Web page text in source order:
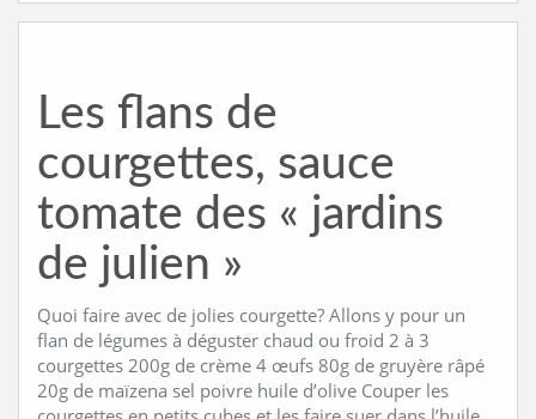
Les flans de
courgettes, sauce
tomate des « jardins
de julien »
Quoi faire avec de jolies courgette? Allons y pour un
flan de légumes à déguster chaud ou froid 2 à 3
courgettes 200g de crème 4 œufs 80g de gruyère râpé
20g de maïzena sel poivre huile d’olive Couper les